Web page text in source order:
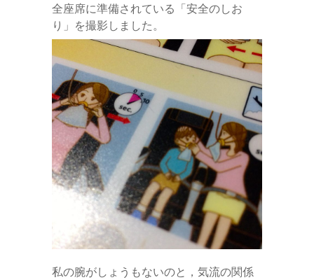
全座席に準備されている「安全のしお
り」を撮影しました。
私の腕がしょうもないのと，気流の関係